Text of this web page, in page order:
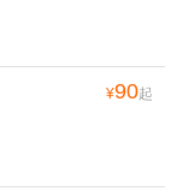
¥90起